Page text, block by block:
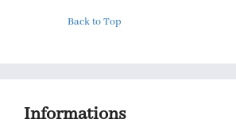
Back to Top
Informations